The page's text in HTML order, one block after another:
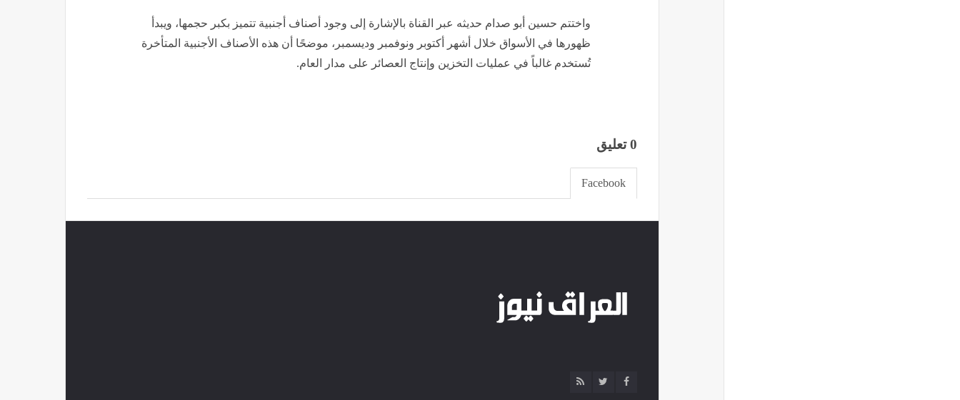
​واختتم حسين أبو صدام حديثه عبر القناة بالإشارة إلى وجود أصناف أجنبية تتميز بكبر حجمها، ويبدأ
ظهورها في الأسواق خلال أشهر أكتوبر ونوفمبر وديسمبر، موضحًا أن هذه الأصناف الأجنبية المتأخرة
تُستخدم غالباً في عمليات التخزين وإنتاج العصائر على مدار العام.
0 تعليق
Facebook